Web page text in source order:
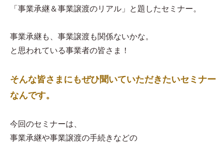
「事業承継＆事業譲渡のリアル」と題したセミナー。
事業承継も、事業譲渡も関係ないかな。
と思われている事業者の皆さま！
そんな皆さまにもぜひ聞いていただきたいセミナー
なんです。
今回のセミナーは、
事業承継や事業譲渡の手続きなどの